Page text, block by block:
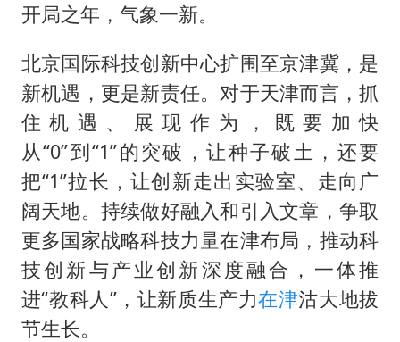
开局之年，气象一新。
北京国际科技创新中心扩围至京津冀，是
新机遇，更是新责任。对于天津而言，抓
住机遇、展现作为，既要加快
从“0”到“1”的突破，让种子破土，还要
把“1”拉长，让创新走出实验室、走向广
阔天地。持续做好融入和引入文章，争取
更多国家战略科技力量在津布局，推动科
技创新与产业创新深度融合，一体推
进“教科人”，让新质生产力在津沽大地拔
节生长。